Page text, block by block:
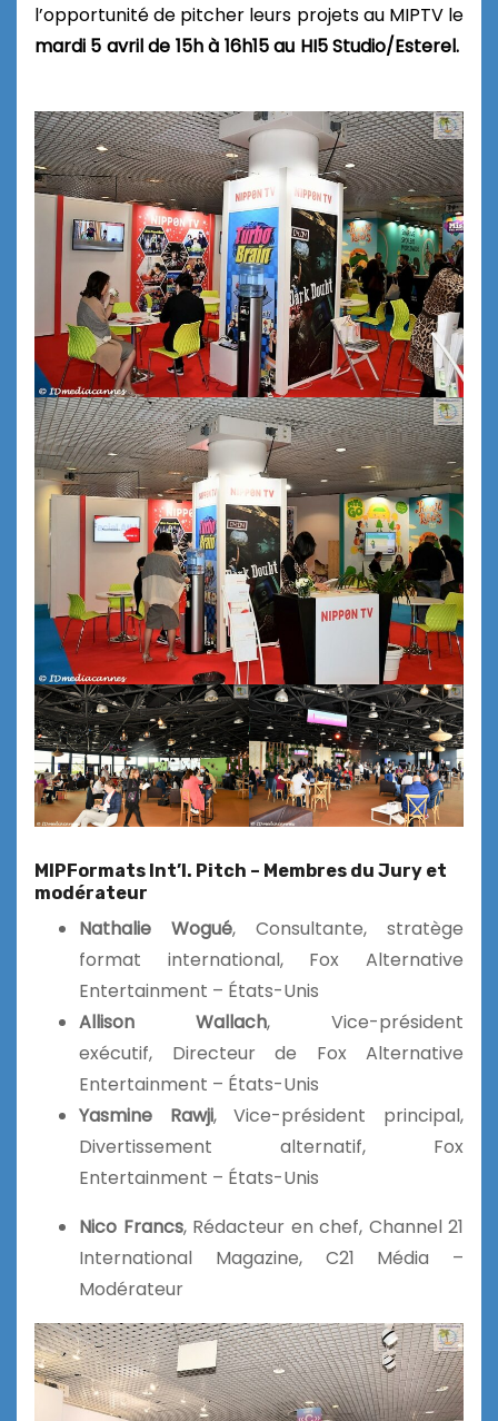
l’opportunité de pitcher leurs projets au MIPTV le
mardi 5 avril de 15h à 16h15 au HI5 Studio/Esterel.
MIPFormats Int’l. Pitch – Membres du Jury et
modérateur
Nathalie Wogué, Consultante, stratège
format international, Fox Alternative
Entertainment – États-Unis
Allison Wallach, Vice-président
exécutif, Directeur de Fox Alternative
Entertainment – États-Unis
Yasmine Rawji, Vice-président principal,
Divertissement alternatif, Fox
Entertainment – États-Unis
Nico Francs, Rédacteur en chef, Channel 21
International Magazine, C21 Média –
Modérateur